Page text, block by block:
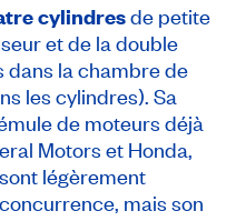
cylindresde petite
et de la double
dans la chambre de
les cylindres). Sa
de moteurs déjà
Motors et Honda,
légèrement
mais son